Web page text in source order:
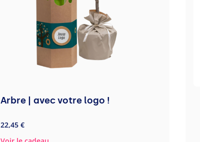
Arbre | avec votre logo !
22,45 €